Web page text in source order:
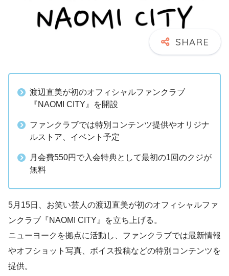
渡辺直美が初のオフィシャルファンクラブ
『NAOMI CITY』を開設
ファンクラブでは特別コンテンツ提供やオリジナ
ルストア、イベント予定
月会費550円で入会特典として最初の1回のクジが
無料
5月15日、お笑い芸人の渡辺直美が初のオフィシャルファ
ンクラブ『NAOMI CITY』を立ち上げる。
ニューヨークを拠点に活動し、ファンクラブでは最新情報
やオフショット写真、ボイス投稿などの特別コンテンツを
提供。